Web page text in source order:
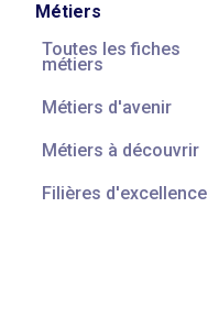
Métiers
Toutes les fiches
métiers
Métiers d'avenir
Métiers à découvrir
Filières d'excellence